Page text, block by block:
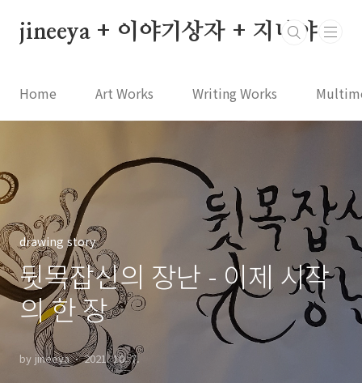
jineeya + 이야기상자 + 지니야
Home Art Works Writing Works
drawing story
뒷목잡신의 장난 - 이제 시작
의 한 장
by jineeya 2021. 10. 7.